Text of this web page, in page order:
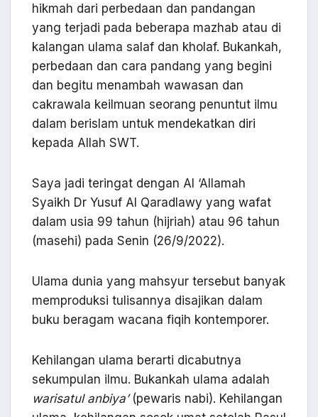
hikmah dari perbedaan dan pandangan
yang terjadi pada beberapa mazhab atau di
kalangan ulama salaf dan kholaf. Bukankah,
perbedaan dan cara pandang yang begini
dan begitu menambah wawasan dan
cakrawala keilmuan seorang penuntut ilmu
dalam berislam untuk mendekatkan diri
kepada Allah SWT.
Saya jadi teringat dengan Al ‘Allamah
Syaikh Dr Yusuf Al Qaradlawy yang wafat
dalam usia 99 tahun (hijriah) atau 96 tahun
(masehi) pada Senin (26/9/2022).
Ulama dunia yang mahsyur tersebut banyak
memproduksi tulisannya disajikan dalam
buku beragam wacana fiqih kontemporer.
Kehilangan ulama berarti dicabutnya
sekumpulan ilmu. Bukankah ulama adalah
warisatul anbiya’(pewaris nabi). Kehilangan